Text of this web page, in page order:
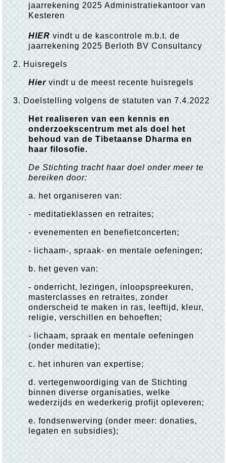
jaarrekening 2025 Administratiekantoor van
Kesteren
HIER vindt u de kascontrole m.b.t. de
jaarrekening 2025 Berloth BV Consultancy
2. Huisregels
Hier vindt u de meest recente huisregels
3. Doelstelling volgens de statuten van 7.4.2022
Het realiseren van een kennis en
onderzoekscentrum met als doel het
behoud van de Tibetaanse Dharma en
haar filosofie.
De Stichting tracht haar doel onder meer te
bereiken door:
a. het organiseren van:
- meditatieklassen en retraites;
- evenementen en benefietconcerten;
- lichaam-, spraak- en mentale oefeningen;
b. het geven van:
- onderricht, lezingen, inloopspreekuren,
masterclasses en retraites, zonder
onderscheid te maken in ras, leeftijd, kleur,
religie, verschillen en behoeften;
- lichaam, spraak en mentale oefeningen
(onder meditatie);
c. het inhuren van expertise;
d. vertegenwoordiging van de Stichting
binnen diverse organisaties, welke
wederzijds en wederkerig profijt opleveren;
e. fondsenwerving (onder meer: donaties,
legaten en subsidies);